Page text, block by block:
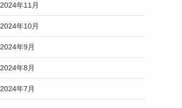
2024年11月
2024年10月
2024年9月
2024年8月
2024年7月